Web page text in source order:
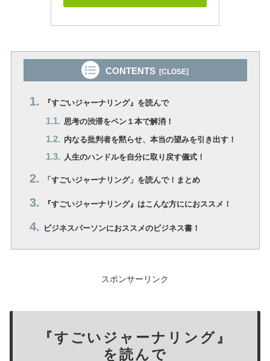
CONTENTS
『すごいジャーナリング』を読んで
思考の渋滞をペン１本で解消！
内なる批判者を黙らせ、本当の望みを引き出す！
人生のハンドルを自分に取り戻す儀式！
「すごいジャーナリング」を読んで！まとめ
『すごいジャーナリング』はこんな方ににおススメ！
ビジネスパーソンにおススメのビジネス書！
スポンサーリンク
『すごいジャーナリング』
を読んで